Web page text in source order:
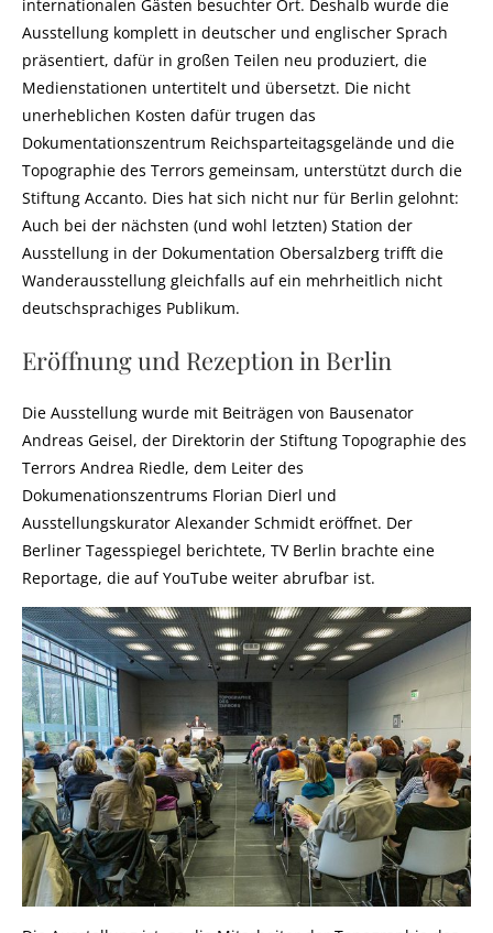
internationalen Gästen besuchter Ort. Deshalb wurde die
Ausstellung komplett in deutscher und englischer Sprach
präsentiert, dafür in großen Teilen neu produziert, die
Medienstationen untertitelt und übersetzt. Die nicht
unerheblichen Kosten dafür trugen das
Dokumentationszentrum Reichsparteitagsgelände und die
Topographie des Terrors gemeinsam, unterstützt durch die
Stiftung Accanto. Dies hat sich nicht nur für Berlin gelohnt:
Auch bei der nächsten (und wohl letzten) Station der
Ausstellung in der Dokumentation Obersalzberg trifft die
Wanderausstellung gleichfalls auf ein mehrheitlich nicht
deutschsprachiges Publikum.
Eröffnung und Rezeption in Berlin
Die Ausstellung wurde mit Beiträgen von Bausenator
Andreas Geisel, der Direktorin der Stiftung Topographie des
Terrors Andrea Riedle, dem Leiter des
Dokumenationszentrums Florian Dierl und
Ausstellungskurator Alexander Schmidt eröffnet. Der
Berliner Tagesspiegel berichtete, TV Berlin brachte eine
Reportage, die auf YouTube weiter abrufbar ist.